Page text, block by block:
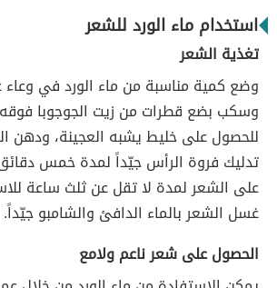
استخدام ماء الورد للشعر
تغذية الشعر
وضع كمية مناسبة من ماء الورد في
وسكب بضع قطرات من زيت الجوجوبا فوقه،
للحصول على خليط يشبه العجينة، ودهن
تدليك فروة الرأس جيّداً لمدة خمس دقائق
على الشعر لمدة لا تقل عن ثلث ساعة
غسل الشعر بالماء الدافئ والشامبو جيّداً.
الحصول على شعر ناعم ولامع